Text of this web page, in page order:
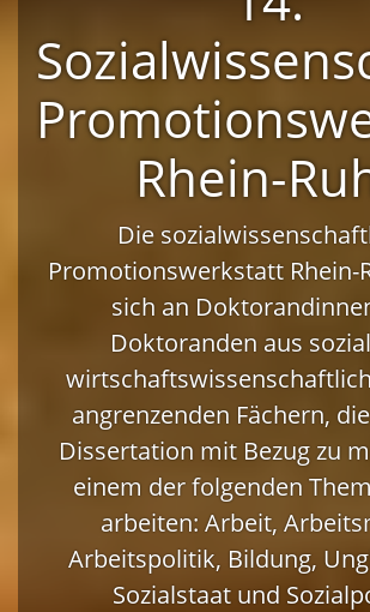
Rhein-
Die
Promotionswerkstatt Rhein-
sich an
Doktoranden aus
angrenzenden Fächern,
Dissertation mit Bezug zu
einem der folgenden
arbeiten: Arbeit,
Arbeitspolitik, Bildung,
Sozialstaat und